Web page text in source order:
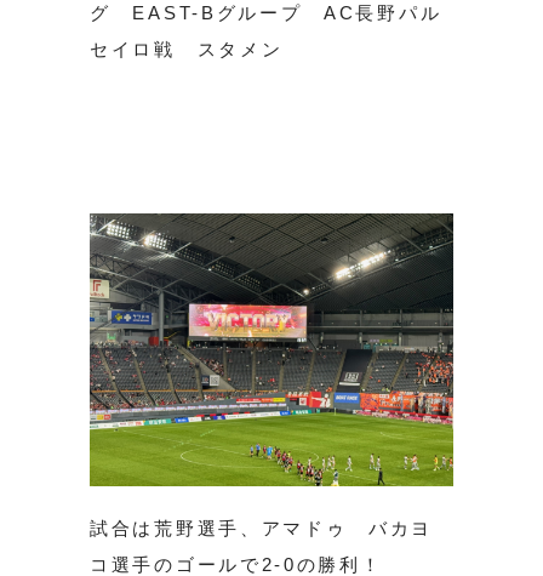
グ EAST-Bグループ AC長野パル
セイロ戦 スタメン
試合は荒野選手、アマドゥ バカヨ
コ選手のゴールで2-0の勝利！